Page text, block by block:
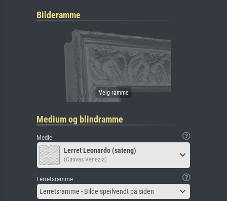
Bilderamme
Medium og blindramme
Medie
Lerret Leonardo (sateng)
(Canvas Venezia)
Lerretsramme
Lerretsramme - Bilde speilvendt på siden